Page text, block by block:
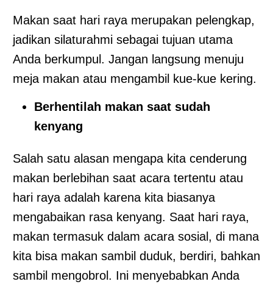
Makan saat hari raya merupakan pelengkap,
jadikan silaturahmi sebagai tujuan utama
Anda berkumpul. Jangan langsung menuju
meja makan atau mengambil kue-kue kering.
Berhentilah makan saat sudah
kenyang
Salah satu alasan mengapa kita cenderung
makan berlebihan saat acara tertentu atau
hari raya adalah karena kita biasanya
mengabaikan rasa kenyang. Saat hari raya,
makan termasuk dalam acara sosial, di mana
kita bisa makan sambil duduk, berdiri, bahkan
sambil mengobrol. Ini menyebabkan Anda